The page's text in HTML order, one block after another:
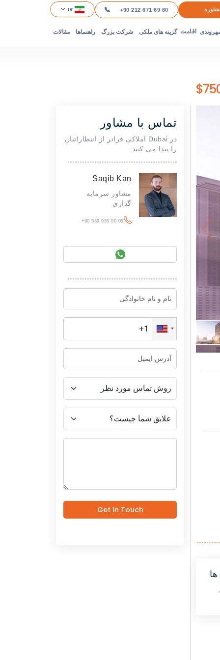
+90 212 671 69 60
IR
اقامت گزینه های ملکی شرکت بزرگ راهنماها مقالات
تماس با مشاور
در Dubai املاکی فراتر از انتظاراتنان
را پیدا می کنید
Saqib Kan
مشاور سرمایه
گذاری
+90 539 935 00 05
Get In Touch